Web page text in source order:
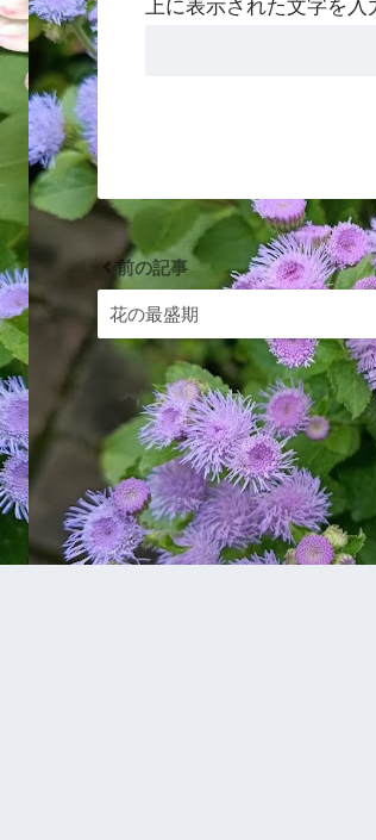
上に表示された文字を入
前の記事
花の最盛期